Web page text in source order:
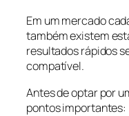
Em um mercado
também existem
resultados rápidos
compatível.
Antes de optar por
pontos importantes: